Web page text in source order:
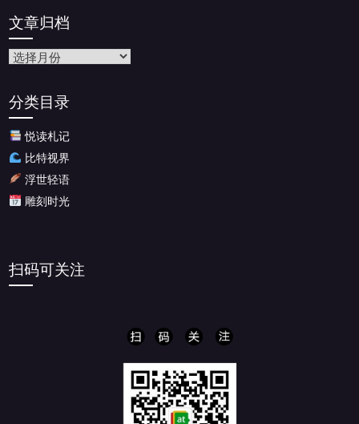
文章归档
文
归
档
分类目录
悦读札记
比特视界
浮世轻语
雕刻时光
扫码可关注